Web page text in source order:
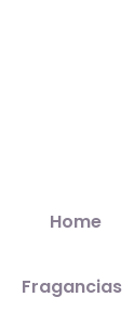
Home
Fragancias